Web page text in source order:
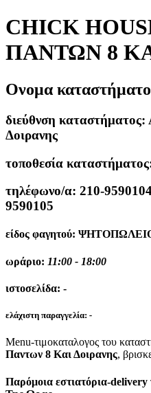
CHICK
ΠΑΝΤΩΝ 8
Ονομα
διεύθνση καταστήματος:
Δοιρανης
τοποθεσία
τηλέφωνο/α: 210-
9590105
είδος φαγητού:
ωράριο: 11:00 - 18:00
ιστοσελίδα: -
ελάχιστη παραγγελία: -
Menu-τιμοκαταλογος του
Παντων 8 Και Δοιρανης,
Παρόμοια εστιατόρια-